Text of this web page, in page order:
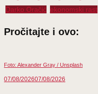
on
on
on
on
Darko Oračić ekonomski rast
Pročitajte i ovo:
Foto: Alexander Gray / Unsplash
07/08/202607/08/2026